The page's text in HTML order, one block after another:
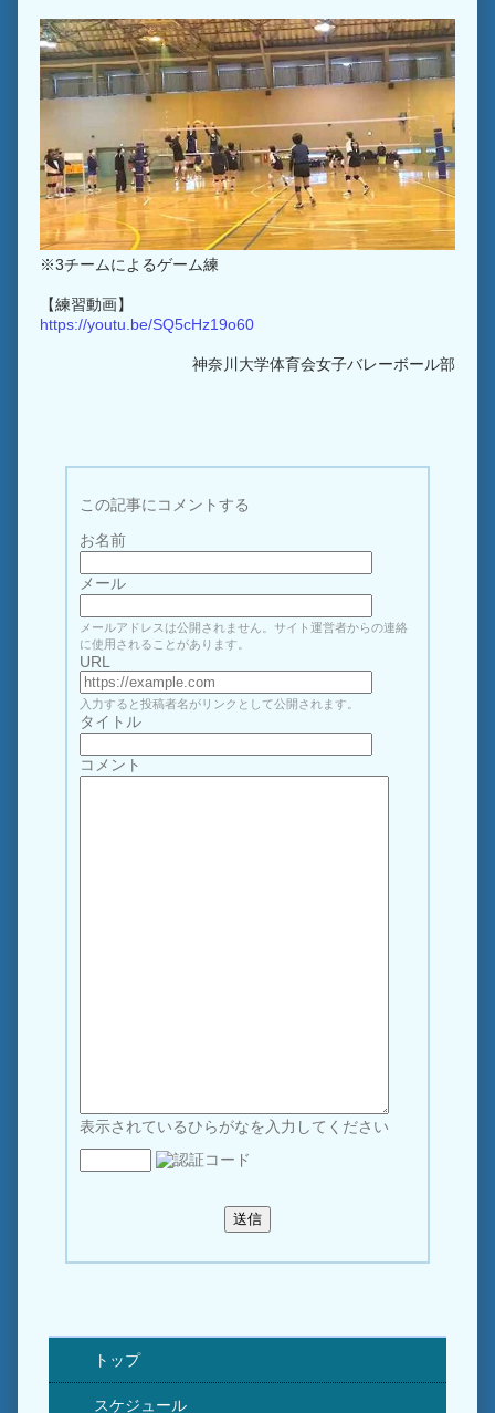
※3チームによるゲーム練
【練習動画】
https://youtu.be/SQ5cHz19o60
神奈川大学体育会女子バレーボール部
この記事にコメントする
お名前
メール
メールアドレスは公開されません。サイト運営者からの連絡
に使用されることがあります。
URL
入力すると投稿者名がリンクとして公開されます。
タイトル
コメント
表示されているひらがなを入力してください
トップ
スケジュール